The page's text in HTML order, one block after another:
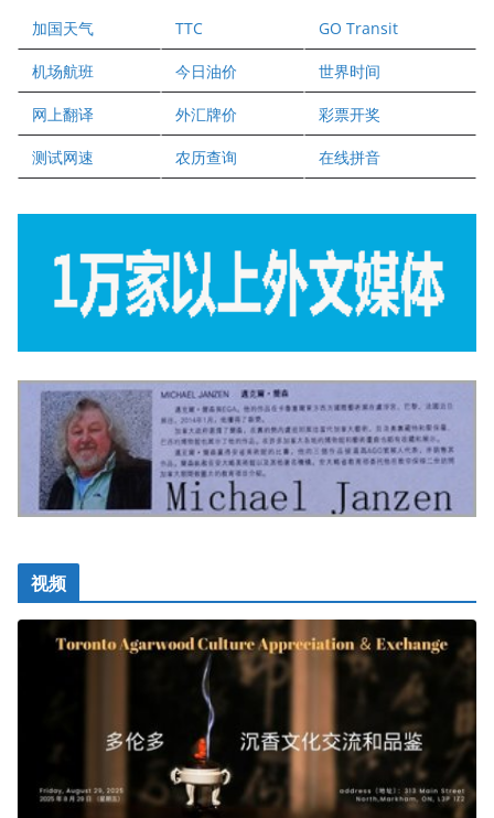
健健宝公司
二十一世纪美联地产公司
全球趋势移民留学
盛达资本
正点印艺设计
加国天气 TTC GO Transit
机场航班 今日油价 世界时间
网上翻译 外汇牌价 彩票开奖
测试网速 农历查询 在线拼音
视频